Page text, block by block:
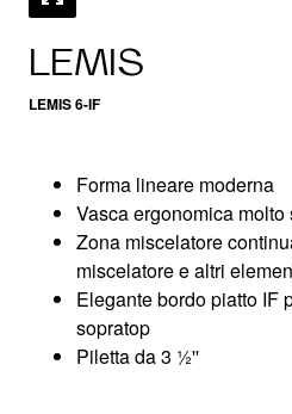
LEMIS
LEMIS 6-IF
Forma lineare moderna
Vasca ergonomica molto
Zona miscelatore
miscelatore e altri
Elegante bordo piatto IF
sopratop
Piletta da 3 ½''